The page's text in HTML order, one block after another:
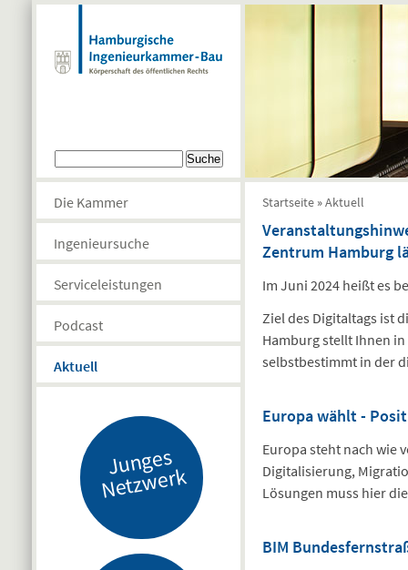
Direkt zum Inhalt
Suchformular
Die Kammer
Ingenieursuche
Serviceleistungen
Podcast
Aktuell
J
u
n
g
es
N
etz
w
er
k
Sie sind hier
Startseite »Aktuell
Zentrum Hamburg
Im Juni 2024 heißt es
Ziel des Digitaltags ist
Hamburg stellt Ihnen
selbstbestimmt in der
Europa wählt -
Europa steht nach wie
Digitalisierung,
Lösungen muss hier
BIM